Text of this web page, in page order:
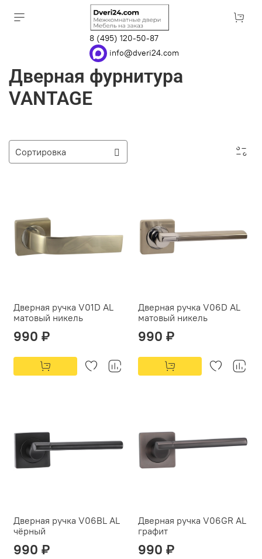
8 (495) 120-50-87
info@dveri24.com
Дверная фурнитура
VANTAGE
Дверная ручка V01D AL
матовый никель
990 ₽
Дверная ручка V06D AL
матовый никель
990 ₽
Дверная ручка V06BL AL
чёрный
990 ₽
Дверная ручка V06GR AL
графит
990 ₽